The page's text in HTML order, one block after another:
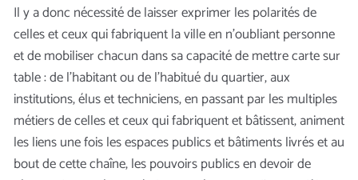
Il y a donc nécessité de laisser exprimer les polarités de
celles et ceux qui fabriquent la ville en n’oubliant personne
et de mobiliser chacun dans sa capacité de mettre carte sur
table : de l’habitant ou de l’habitué du quartier, aux
institutions, élus et techniciens, en passant par les multiples
métiers de celles et ceux qui fabriquent et bâtissent, animent
les liens une fois les espaces publics et bâtiments livrés et au
bout de cette chaîne, les pouvoirs publics en devoir de